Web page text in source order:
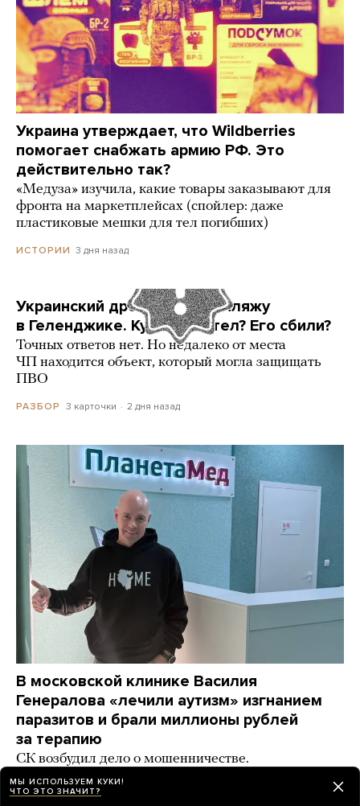
Украина утверждает, что Wildberries
помогает снабжать армию РФ. Это
действительно так?
«Медуза» изучила, какие товары заказывают для
фронта на маркетплейсах (спойлер: даже
пластиковые мешки для тел погибших)
ИСТОРИИ 3 дня назад
Украинский дрон попал по пляжу
в Геленджике. Куда он летел? Его сбили?
Точных ответов нет. Но недалеко от места
ЧП находится объект, который могла защищать
ПВО
РАЗБОР 3 карточки 2 дня назад
В московской клинике Василия
Генералова «лечили аутизм» изгнанием
паразитов и брали миллионы рублей
за терапию
СК возбудил дело о мошенничестве.
По некоторым данным, основатель клиники уже
уехал из России
МЫ ИСПОЛЬЗУЕМ КУКИ!
ЧТО ЭТО ЗНАЧИТ?